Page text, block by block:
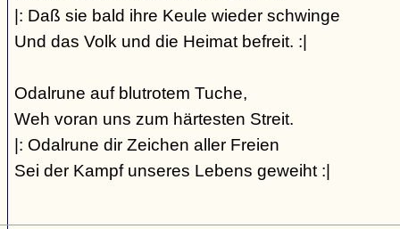
|: Daß sie bald ihre Keule wieder schwinge
Und das Volk und die Heimat befreit. :|
Odalrune auf blutrotem Tuche,
Weh voran uns zum härtesten Streit.
|: Odalrune dir Zeichen aller Freien
Sei der Kampf unseres Lebens geweiht :|